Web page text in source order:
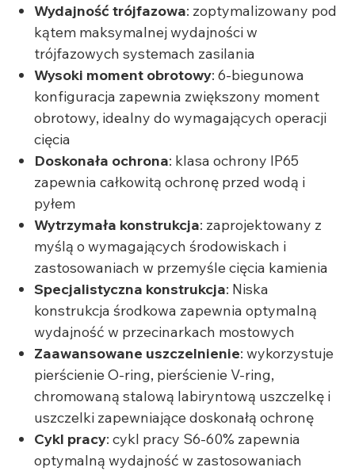
Wydajność trójfazowa: zoptymalizowany pod
kątem maksymalnej wydajności w
trójfazowych systemach zasilania
Wysoki moment obrotowy: 6-biegunowa
konfiguracja zapewnia zwiększony moment
obrotowy, idealny do wymagających operacji
cięcia
Doskonała ochrona: klasa ochrony IP65
zapewnia całkowitą ochronę przed wodą i
pyłem
Wytrzymała konstrukcja: zaprojektowany z
myślą o wymagających środowiskach i
zastosowaniach w przemyśle cięcia kamienia
Specjalistyczna konstrukcja: Niska
konstrukcja środkowa zapewnia optymalną
wydajność w przecinarkach mostowych
Zaawansowane uszczelnienie: wykorzystuje
pierścienie O-ring, pierścienie V-ring,
chromowaną stalową labiryntową uszczelkę i
uszczelki zapewniające doskonałą ochronę
Cykl pracy: cykl pracy S6-60% zapewnia
optymalną wydajność w zastosowaniach